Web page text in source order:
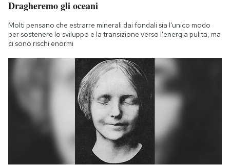
Dragheremo gli oceani
Molti pensano che estrarre minerali dai fondali sia l'unico modo
per sostenere lo sviluppo e la transizione verso l'energia pulita, ma
ci sono rischi enormi